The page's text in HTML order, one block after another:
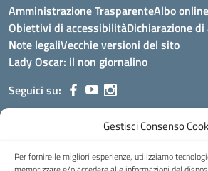
Gestisci Consenso
Per fornire le migliori esperienze, utilizziamo
Amministrazione TrasparenteAlbo online
Obiettivi di accessibilitàDichiarazione
Note legaliVecchie versioni del sito
Lady Oscar: il non giornalino
Seguici su:
Viale Aldo Moro, 51 - 24021 Albino (Bg)
Centralino: 035/751389 Email:
Posta elettronica certificata (PEC):